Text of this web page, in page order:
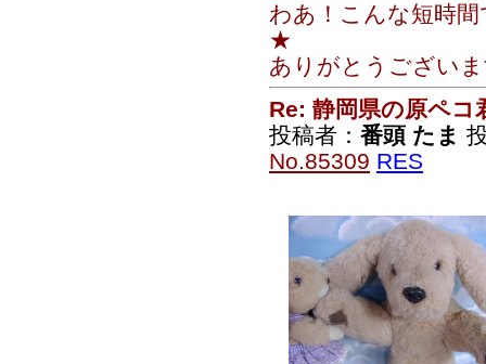
わあ！こんな短時
★
ありがとうござい
Re: 静岡県の原ペコ
投稿者： 番頭 たま
No.85309 RES